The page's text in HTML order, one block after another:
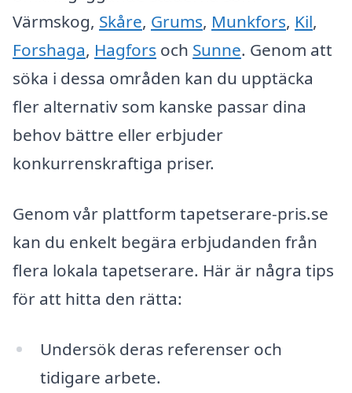
Värmskog, Skåre, Grums, Munkfors, Kil,
Forshaga, Hagfors och Sunne. Genom att
söka i dessa områden kan du upptäcka
fler alternativ som kanske passar dina
behov bättre eller erbjuder
konkurrenskraftiga priser.
Genom vår plattform tapetserare-pris.se
kan du enkelt begära erbjudanden från
flera lokala tapetserare. Här är några tips
för att hitta den rätta:
Undersök deras referenser och
tidigare arbete.